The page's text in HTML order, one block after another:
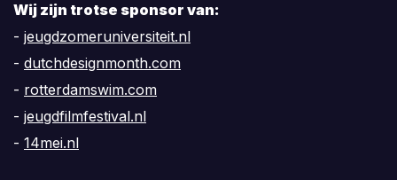
Wij zijn trotse sponsor van:
- jeugdzomeruniversiteit.nl
- dutchdesignmonth.com
- rotterdamswim.com
- jeugdfilmfestival.nl
- 14mei.nl